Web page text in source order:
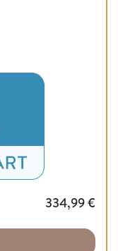
334,99€